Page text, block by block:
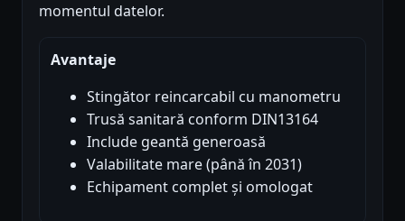
momentul datelor.
Avantaje
Stingător reincarcabil cu manometru
Trusă sanitară conform DIN13164
Include geantă generoasă
Valabilitate mare (până în 2031)
Echipament complet și omologat